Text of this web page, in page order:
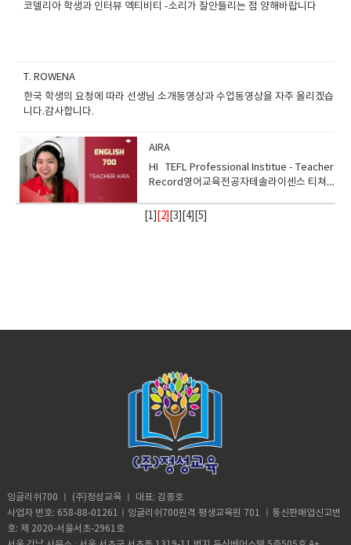
코델리아 학생과 인터뷰 엑티비티 -소리가 잘안들리는 점 양해바랍니다
T. ROWENA
한국 학생의 요청에 따라 선생님 소개동영상과 수업동영상을 자주 올리겠습
니다.감사합니다.
AIRA
HI TEFL Professional Institue - Teacher
Record영어교육전공자테솔라이센스 티쳐 6
1 [2] 3 4][ 5
잉글리쉬700 ㅣ (주)정성교육 ㅣ 대표: 김종호
사업자 번호: 658-88-01261ㅣ잉글리쉬700원격 평생교육원 701 ㅣ통신판매업신고번
호: 제 2020-서울서초-2961호